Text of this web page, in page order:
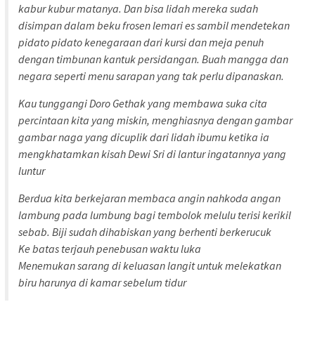
kabur kubur matanya. Dan bisa lidah mereka sudah
disimpan dalam beku frosen lemari es sambil mendetekan
pidato pidato kenegaraan dari kursi dan meja penuh
dengan timbunan kantuk persidangan. Buah mangga dan
negara seperti menu sarapan yang tak perlu dipanaskan.
Kau tunggangi Doro Gethak yang membawa suka cita
percintaan kita yang miskin, menghiasnya dengan gambar
gambar naga yang dicuplik dari lidah ibumu ketika ia
mengkhatamkan kisah Dewi Sri di lantur ingatannya yang
luntur
Berdua kita berkejaran membaca angin nahkoda angan
lambung pada lumbung bagi tembolok melulu terisi kerikil
sebab. Biji sudah dihabiskan yang berhenti berkerucuk
Ke batas terjauh penebusan waktu luka
Menemukan sarang di keluasan langit untuk melekatkan
biru harunya di kamar sebelum tidur